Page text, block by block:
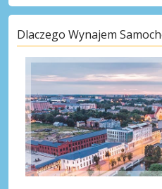
Dlaczego Wynajem